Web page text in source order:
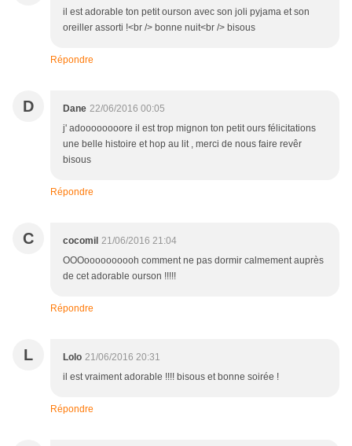
il est adorable ton petit ourson avec son joli pyjama et son
oreiller assorti !<br /> bonne nuit<br /> bisous
Répondre
D Dane 22/06/2016 00:05
j' adoooooooore il est trop mignon ton petit ours félicitations
une belle histoire et hop au lit , merci de nous faire revêr
bisous
Répondre
C cocomil 21/06/2016 21:04
OOOoooooooooh comment ne pas dormir calmement auprès
de cet adorable ourson !!!!!
Répondre
L Lolo 21/06/2016 20:31
il est vraiment adorable !!!! bisous et bonne soirée !
Répondre